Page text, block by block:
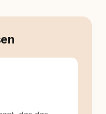
Umso mehr hat
und
funktionieren
Stellen